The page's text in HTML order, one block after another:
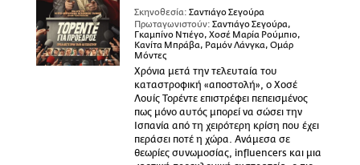
Σκηνοθεσία: Σαντιάγο Σεγούρα
Πρωταγωνιστούν: Σαντιάγο Σεγούρα,
Γκαμπίνο Ντιέγο, Χοσέ Μαρία Ρούμπιο,
Κανίτα Μπράβα, Ραμόν Λάνγκα, Ομάρ
Μόντες
Χρόνια μετά την τελευταία του
καταστροφική «αποστολή», ο Χοσέ
Λουίς Τορέντε επιστρέφει πεπεισμένος
πως μόνο αυτός μπορεί να σώσει την
Ισπανία από τη χειρότερη κρίση που έχει
περάσει ποτέ η χώρα. Ανάμεσα σε
θεωρίες συνωμοσίας, influencers και μια